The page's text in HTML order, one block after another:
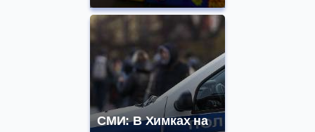
СМИ: В Химках на